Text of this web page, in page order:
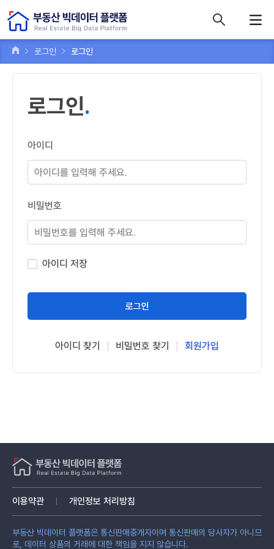
로그인 로그인
로그인
아이디
비밀번호
아이디 저장
로그인
아이디 찾기 비밀번호 찾기 회원가입
이용약관 개인정보 처리방침
부동산 빅데이터 플랫폼은 통신판매중개자이며 통신판매의 당사자가 아니므
로, 데이터 상품의 거래에 대한 책임을 지지 않습니다.